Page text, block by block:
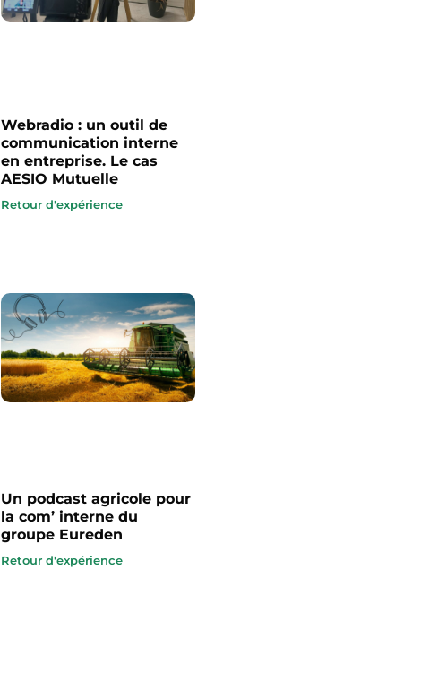
Webradio : un outil de
communication interne
en entreprise. Le cas
AESIO Mutuelle
Retour d'expérience
Un podcast agricole pour
la com’ interne du
groupe Eureden
Retour d'expérience